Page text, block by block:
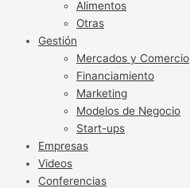
Alimentos
Otras
Gestión
Mercados y Comercio
Financiamiento
Marketing
Modelos de Negocio
Start-ups
Empresas
Videos
Conferencias